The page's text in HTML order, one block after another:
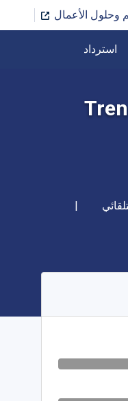
وحلول الأعمال
استرداد
مربع حوار الترخيص